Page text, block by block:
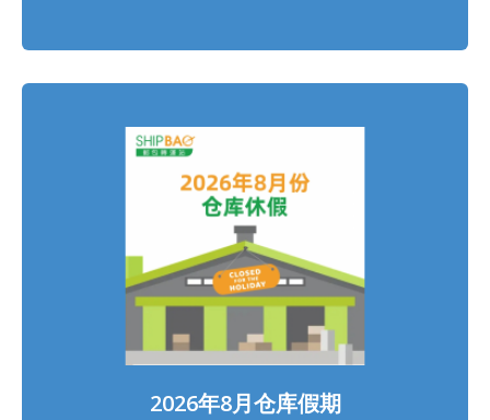
Dresden Normal Germany Erftstadt Normal
schedule your pickup arrangement in advance
═══════════ Stock in & out will be suspended
during warehouses holidays and sorry for the
inconvenience ═══════════ *Warehouses
holidays may subject to temporary changes, this
version shall prevail
2026年8月仓库假期